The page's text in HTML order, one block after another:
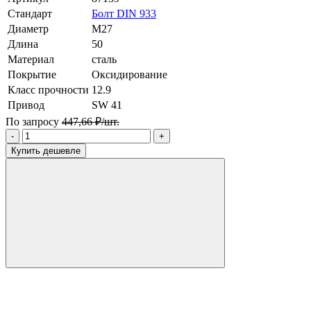
Стандарт
Болт DIN 933
Диаметр
М27
Длина
50
Материал
сталь
Покрытие
Оксидирование
Класс прочности 12.9
Привод
SW 41
По запросу 447,66 ₽/шт.
-
+
Купить дешевле